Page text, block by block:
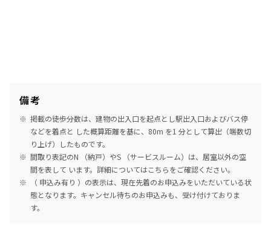
備考
掲載の徒歩分数は、建物の出入口を起点とし駅出入口およびバス停
などを着点と した概算距離を基に、80m を1 分として算出（端数切
り上げ）したものです。
間取り表記のN （納戸）やS （サービスルーム）は、居室以外の空
間を表して います。詳細についてはこちらをご確認ください。
（ 申込み有り ）の表示は、現在先着のお申込みをいただいている状
態となります。キャンセル待ちのお申込みも、受け付けておりま
す。